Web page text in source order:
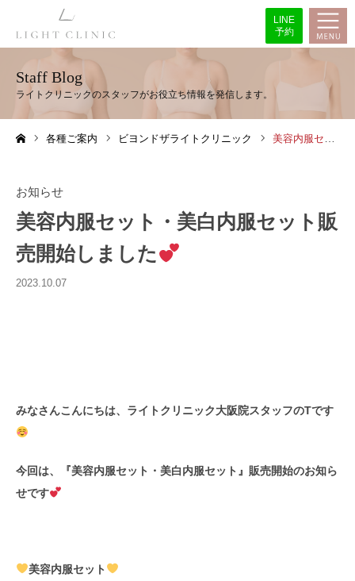
LINE
予約
Staff Blog
各種ご案内 ビヨンドザライトクリニック 美容内服セット・美白内服セット販売開始しました
お知らせ
美容内服セット・美白内服セット販
売開始しました
2023.10.07
みなさんこんにちは、ライトクリニック大阪院スタッフのTです
今回は、 『美容内服セット・美白内服セット』
販売開始のお知ら
せです
美容内服セット